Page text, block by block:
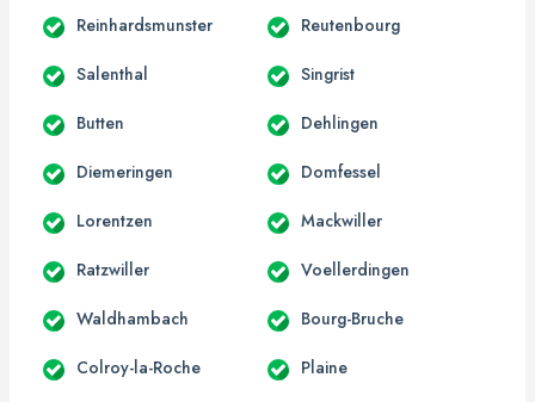
Reinhardsmunster Reutenbourg
Salenthal Singrist
Butten Dehlingen
Diemeringen Domfessel
Lorentzen Mackwiller
Ratzwiller Voellerdingen
Waldhambach Bourg-Bruche
Colroy-la-Roche Plaine